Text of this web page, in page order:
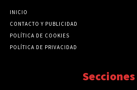
INICIO
CONTACTO Y PUBLICIDAD
POLÍTICA DE COOKIES
POLÍTICA DE PRIVACIDAD
Secciones